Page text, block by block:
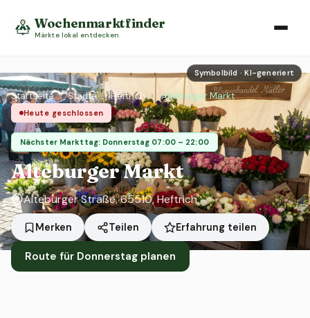
Wochenmarktfinder
Märkte lokal entdecken
Symbolbild · KI-generiert
Startseite › Städte › Heftrich › Alteburger Markt
Heute geschlossen
Nächster Markttag: Donnerstag 07:00 – 22:00
Alteburger Markt
Alteburger Straße, 65510, Heftrich
Merken Teilen Erfahrung teilen
Route für Donnerstag planen